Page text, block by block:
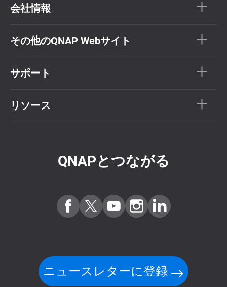
会社情報
その他のQNAP Webサイト
サポート
リソース
QNAPとつながる
ニュースレターに登録